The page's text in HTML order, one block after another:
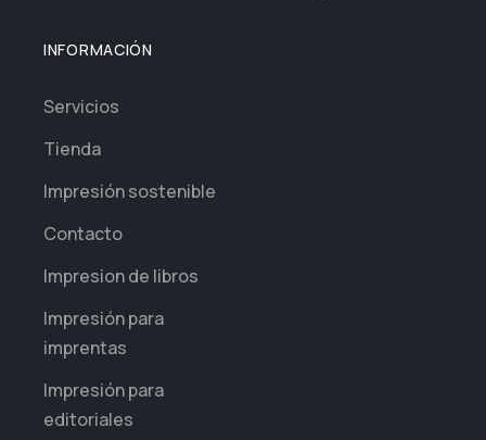
INFORMACIÓN
Servicios
Tienda
Impresión sostenible
Contacto
Impresion de libros
Impresión para
imprentas
Impresión para
editoriales